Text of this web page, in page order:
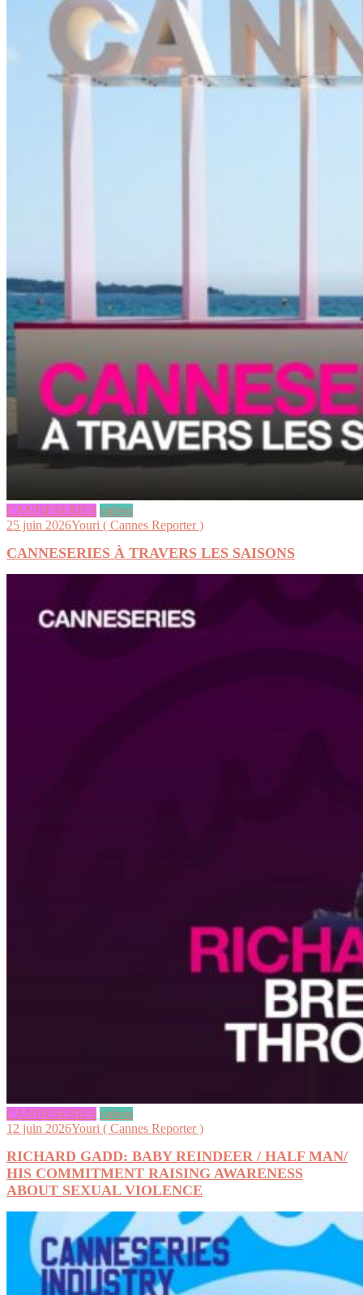
CANNESERIES videos
25 juin 2026Youri ( Cannes Reporter )
CANNESERIES À TRAVERS LES SAISONS
CANNESERIES videos
12 juin 2026Youri ( Cannes Reporter )
RICHARD GADD: BABY REINDEER / HALF MAN/
HIS COMMITMENT RAISING AWARENESS
ABOUT SEXUAL VIOLENCE